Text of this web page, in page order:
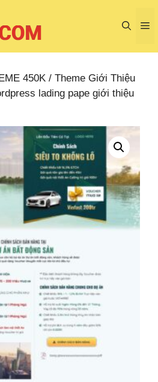
450K / Theme Giới Thiệu
lading pape giới thiệu